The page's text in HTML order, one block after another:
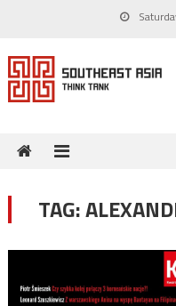
content
TAG: